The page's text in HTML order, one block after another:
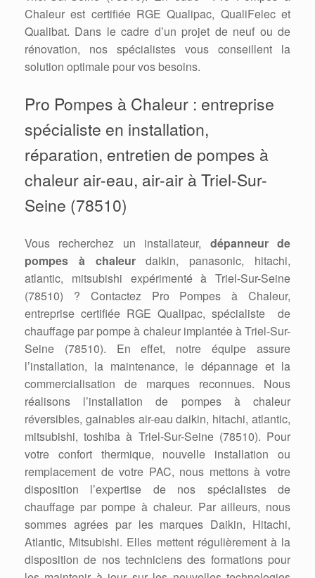
Chaleur est certifiée RGE Qualipac, QualiFelec et
Qualibat. Dans le cadre d’un projet de neuf ou de
rénovation, nos spécialistes vous conseillent la
solution optimale pour vos besoins.
Pro Pompes à Chaleur : entreprise
spécialiste en installation,
réparation, entretien de pompes à
chaleur air-eau, air-air à Triel-Sur-
Seine (78510)
Vous recherchez un installateur, dépanneur de
pompes à chaleurdaikin, panasonic, hitachi,
atlantic, mitsubishi expérimenté à Triel-Sur-Seine
(78510) ? Contactez Pro Pompes à Chaleur,
entreprise certifiée RGE Qualipac, spécialiste de
chauffage par pompe à chaleur implantée à Triel-Sur-
Seine (78510). En effet, notre équipe assure
l’installation, la maintenance, le dépannage et la
commercialisation de marques reconnues. Nous
réalisons l’installation de pompes à chaleur
réversibles, gainables air-eau daikin, hitachi, atlantic,
mitsubishi, toshiba à Triel-Sur-Seine (78510). Pour
votre confort thermique, nouvelle installation ou
remplacement de votre PAC, nous mettons à votre
disposition l’expertise de nos spécialistes de
chauffage par pompe à chaleur. Par ailleurs, nous
sommes agrées par les marques Daikin, Hitachi,
Atlantic, Mitsubishi. Elles mettent régulièrement à la
disposition de nos techniciens des formations pour